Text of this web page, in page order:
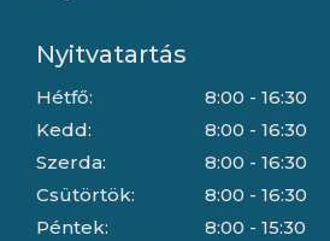
Nyitvatartás
Hétfő:
Kedd:
Szerda:
Csütörtök:
Péntek:
8:00 - 16:30
8:00 - 16:30
8:00 - 16:30
8:00 - 16:30
8:00 - 15:30